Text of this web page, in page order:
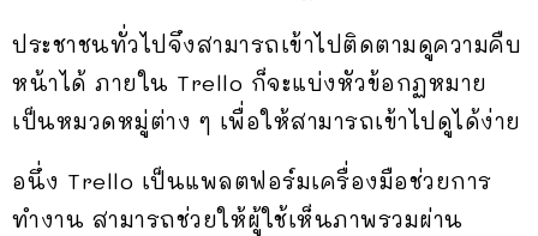
ประชาชนทั่วไปจึงสามารถเข้าไปติดตามดูความคืบ
หน้าได้ ภายใน Trello ก็จะแบ่งหัวข้อกฏหมาย
เป็นหมวดหมู่ต่าง ๆ เพื่อให้สามารถเข้าไปดูได้ง่าย
อนึ่ง Trello เป็นแพลตฟอร์มเครื่องมือช่วยการ
ทำงาน สามารถช่วยให้ผู้ใช้เห็นภาพรวมผ่าน